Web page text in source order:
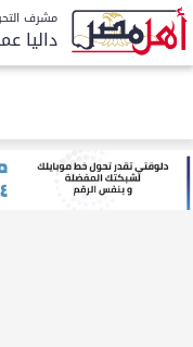
مشرف
داليا